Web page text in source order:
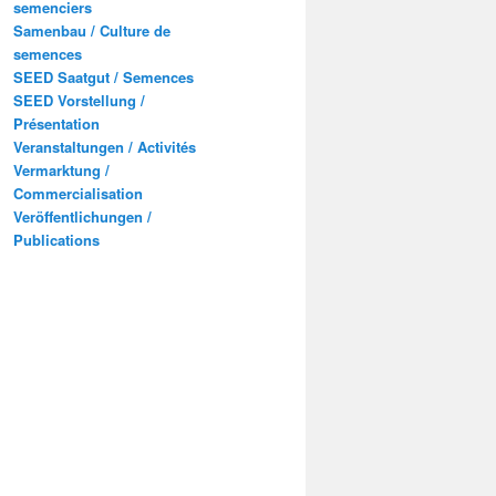
semenciers
Samenbau / Culture de
semences
SEED Saatgut / Semences
SEED Vorstellung /
Présentation
Veranstaltungen / Activités
Vermarktung /
Commercialisation
Veröffentlichungen /
Publications